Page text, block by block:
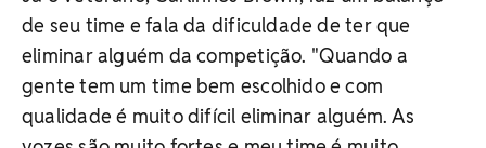
de seu time e fala da dificuldade de ter que
eliminar alguém da competição. "Quando a
gente tem um time bem escolhido e com
qualidade é muito difícil eliminar alguém. As